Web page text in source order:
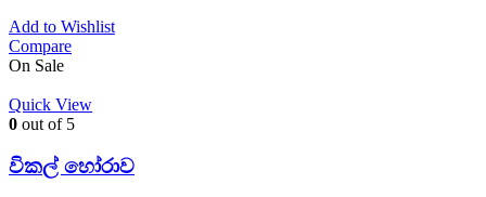
Add to Wishlist
Compare
On Sale
Quick View
0 out of 5
විකල් හෝරාව